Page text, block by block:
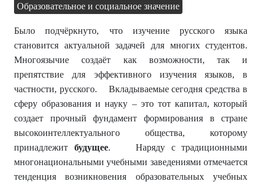
Образовательное и социальное значение
Было подчёркнуто, что изучение русского языка
становится актуальной задачей для многих студентов.
Многоязычие создаёт как возможности, так и
препятствие для эффективного изучения языков, в
частности, русского. Вкладываемые сегодня средства в
сферу образования и науку – это тот капитал, который
создает прочный фундамент формирования в стране
высокоинтеллектуального общества, которому
принадлежит будущее. Наряду с традиционными
многонациональными учебными заведениями отмечается
тенденция возникновения образовательных учебных